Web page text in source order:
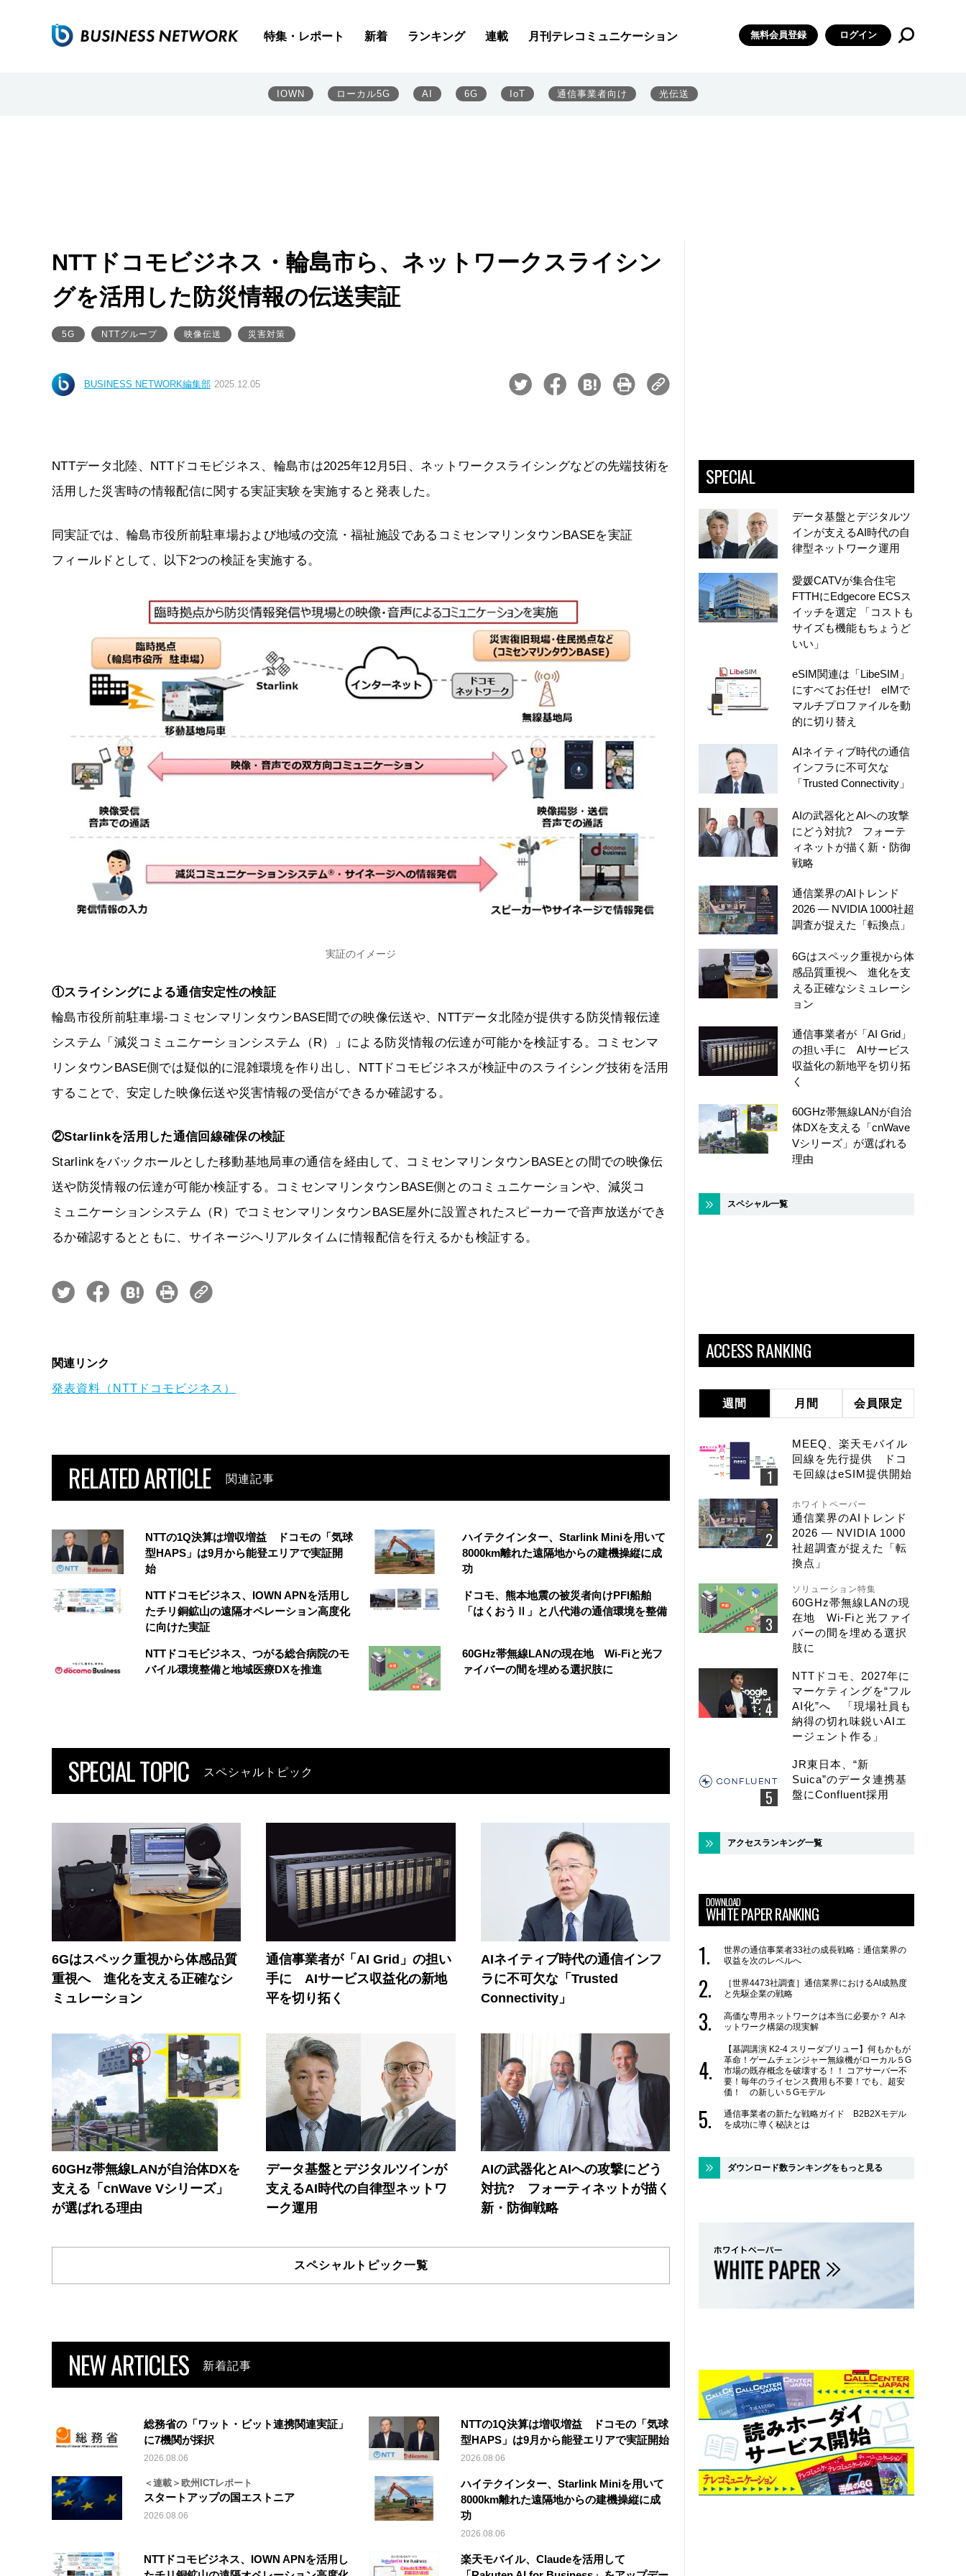
特集・レポート 新着 ランキング 連載 月刊テレコミュニケーション 無料会員登録 ログイン
IOWN ローカル5G AI 6G IoT 通信事業者向け 光伝送
NTTドコモビジネス・輪島市ら、ネットワークスライシン
グを活用した防災情報の伝送実証
5G NTTグループ 映像伝送 災害対策
BUSINESS NETWORK編集部 2025.12.05
NTTデータ北陸、NTTドコモビジネス、輪島市は2025年12月5日、ネットワークスライシングなどの先端技術を
活用した災害時の情報配信に関する実証実験を実施すると発表した。
同実証では、輪島市役所前駐車場および地域の交流・福祉施設であるコミセンマリンタウンBASEを実証
フィールドとして、以下2つの検証を実施する。
実証のイメージ
①スライシングによる通信安定性の検証
輪島市役所前駐車場-コミセンマリンタウンBASE間での映像伝送や、NTTデータ北陸が提供する防災情報伝達
システム「減災コミュニケーションシステム（R）」による防災情報の伝達が可能かを検証する。コミセンマ
リンタウンBASE側では疑似的に混雑環境を作り出し、NTTドコモビジネスが検証中のスライシング技術を活用
することで、安定した映像伝送や災害情報の受信ができるか確認する。
②Starlinkを活用した通信回線確保の検証
Starlinkをバックホールとした移動基地局車の通信を経由して、コミセンマリンタウンBASEとの間での映像伝
送や防災情報の伝達が可能か検証する。コミセンマリンタウンBASE側とのコミュニケーションや、減災コ
ミュニケーションシステム（R）でコミセンマリンタウンBASE屋外に設置されたスピーカーで音声放送ができ
るか確認するとともに、サイネージへリアルタイムに情報配信を行えるかも検証する。
関連リンク
発表資料（NTTドコモビジネス）
RELATED ARTICLE 関連記事
NTTの1Q決算は増収増益 ドコモの「気球
型HAPS」は9月から能登エリアで実証開
始
ハイテクインター、Starlink Miniを用いて
8000km離れた遠隔地からの建機操縦に成
功
NTTドコモビジネス、IOWN APNを活用し
たチリ銅鉱山の遠隔オペレーション高度化
に向けた実証
ドコモ、熊本地震の被災者向けPFI船舶
「はくおうⅡ」と八代港の通信環境を整備
NTTドコモビジネス、つがる総合病院のモ
バイル環境整備と地域医療DXを推進
60GHz帯無線LANの現在地 Wi-Fiと光フ
ァイバーの間を埋める選択肢に
SPECIAL TOPIC スペシャルトピック
6Gはスペック重視から体感品質
重視へ 進化を支える正確なシ
ミュレーション
通信事業者が「AI Grid」の担い
手に AIサービス収益化の新地
平を切り拓く
AIネイティブ時代の通信インフ
ラに不可欠な「Trusted
Connectivity」
60GHz帯無線LANが自治体DXを
支える「cnWave Vシリーズ」
が選ばれる理由
データ基盤とデジタルツインが
支えるAI時代の自律型ネットワ
ーク運用
AIの武器化とAIへの攻撃にどう
対抗? フォーティネットが描く
新・防御戦略
スペシャルトピック一覧
NEW ARTICLES 新着記事
総務省の「ワット・ビット連携関連実証」
に7機関が採択
2026.08.06
NTTの1Q決算は増収増益 ドコモの「気球
型HAPS」は9月から能登エリアで実証開始
2026.08.06
＜連載＞欧州ICTレポート
スタートアップの国エストニア
2026.08.06
ハイテクインター、Starlink Miniを用いて
8000km離れた遠隔地からの建機操縦に成
功
2026.08.06
NTTドコモビジネス、IOWN APNを活用し
楽天モバイル、Claudeを活用して
SPECIAL
データ基盤とデジタルツ
インが支えるAI時代の自
律型ネットワーク運用
愛媛CATVが集合住宅
FTTHにEdgecore ECSス
イッチを選定 「コストも
サイズも機能もちょうど
いい」
eSIM関連は「LibeSIM」
にすべてお任せ! eIMで
マルチプロファイルを動
的に切り替え
AIネイティブ時代の通信
インフラに不可欠な
「Trusted Connectivity」
AIの武器化とAIへの攻撃
にどう対抗? フォーテ
ィネットが描く新・防御
戦略
通信業界のAIトレンド
2026 ― NVIDIA 1000社超
調査が捉えた「転換点」
6Gはスペック重視から体
感品質重視へ 進化を支
える正確なシミュレーシ
ョン
通信事業者が「AI Grid」
の担い手に AIサービス
収益化の新地平を切り拓
く
60GHz帯無線LANが自治
体DXを支える「cnWave
Vシリーズ」が選ばれる
理由
スペシャル一覧
ACCESS RANKING
週間 月間 会員限定
MEEQ、楽天モバイル
回線を先行提供 ドコ
モ回線はeSIM提供開始
ホワイトペーパー
通信業界のAIトレンド
2026 ― NVIDIA 1000
社超調査が捉えた「転
換点」
ソリューション特集
60GHz帯無線LANの現
在地 Wi-Fiと光ファイ
バーの間を埋める選択
肢に
NTTドコモ、2027年に
マーケティングを“フル
AI化”へ 「現場社員も
納得の切れ味鋭いAIエ
ージェント作る」
JR東日本、“新
Suica”のデータ連携基
盤にConfluent採用
アクセスランキング一覧
DOWNLOAD
WHITE PAPER RANKING
世界の通信事業者33社の成長戦略：通信業界の
収益を次のレベルへ
［世界4473社調査］通信業界におけるAI成熟度
と先駆企業の戦略
高価な専用ネットワークは本当に必要か？ AIネ
ットワーク構築の現実解
【基調講演 K2-4 スリーダブリュー】何もかもが
革命！ゲームチェンジャー無線機がローカル５G
市場の既存概念を破壊する！！ コアサーバー不
要！毎年のライセンス費用も不要！でも、超安
価！ の新しい５Gモデル
通信事業者の新たな戦略ガイド B2B2Xモデル
を成功に導く秘訣とは
ダウンロード数ランキングをもっと見る